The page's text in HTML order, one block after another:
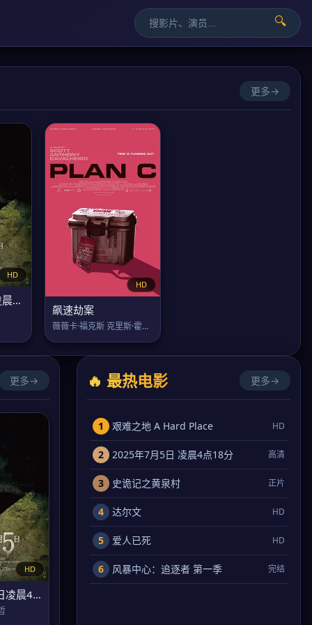
🔍
更多→
HD
2025年7月5日凌晨4点18分
HD
飙速劫案
薇薇卡·福克斯 克里斯·霍尔登
更多→
HD
2025年7月5日凌晨4点18分
🔥 最热电影 更多→
1 艰难之地 A Hard Place HD
2 2025年7月5日 凌晨4点18分 高清
3 史诡记之黄泉村 正片
4 达尔文 HD
5 爱人已死 HD
6 风暴中心：追逐者 第一季 完结